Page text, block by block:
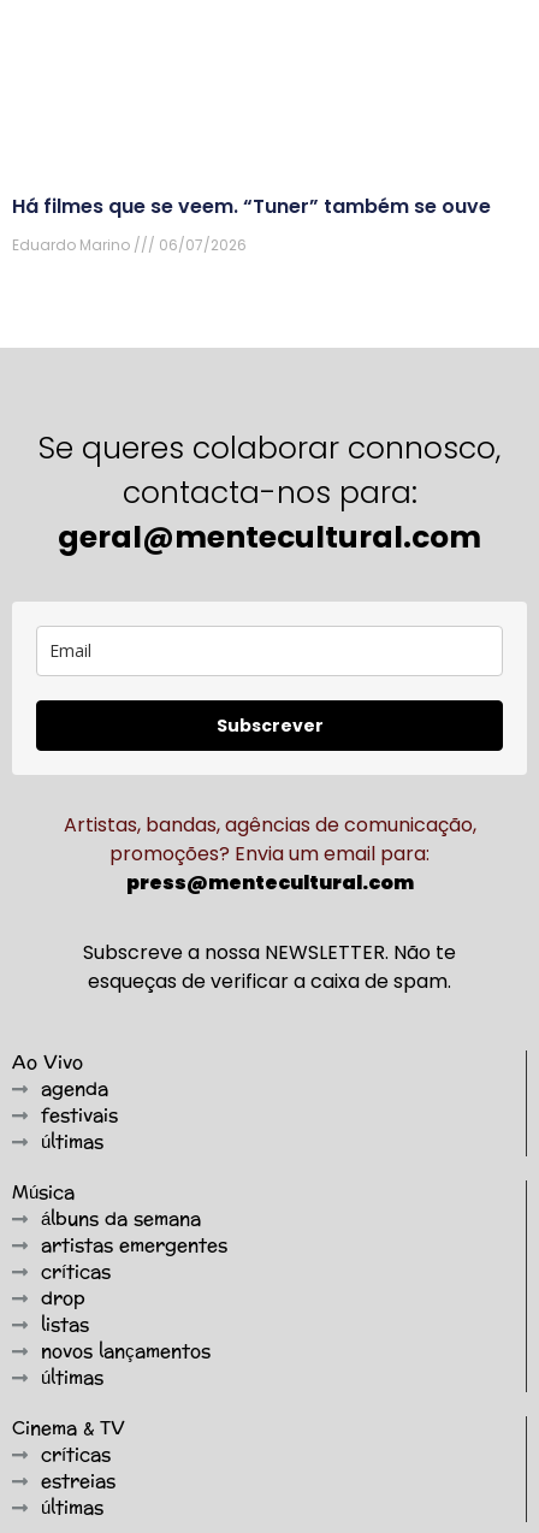
Há filmes que se veem. “Tuner” também se ouve
Eduardo Marino 06/07/2026
Se queres colaborar connosco,
contacta-nos para:
geral@mentecultural.com
Subscrever
Artistas, bandas, agências de comunicação,
promoções? Envia um email para:
press@mentecultural.com
Subscreve a nossa NEWSLETTER. Não te
esqueças de verificar a caixa de spam.
Ao Vivo
agenda
festivais
últimas
Música
álbuns da semana
artistas emergentes
críticas
drop
listas
novos lançamentos
últimas
Cinema & TV
críticas
estreias
últimas